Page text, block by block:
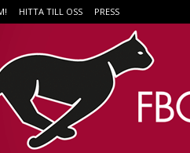
HITTA TILL OSS PRESS